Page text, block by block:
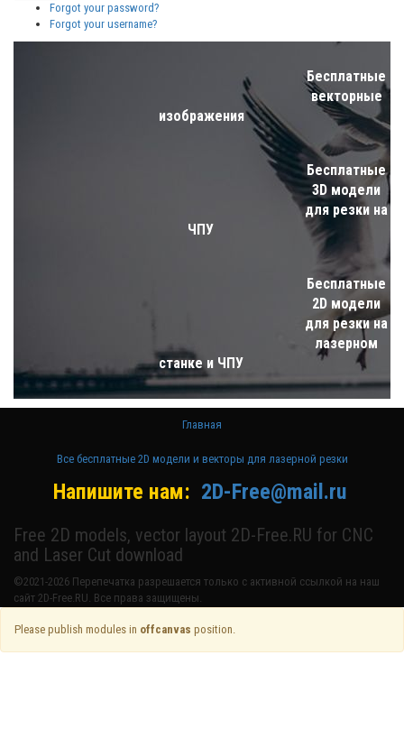
Forgot your password?
Forgot your username?
Бесплатные
векторные
изображения
Бесплатные
3D модели
для резки на
ЧПУ
Бесплатные
2D модели
для резки на
лазерном
станке и ЧПУ
Главная
Все бесплатные 2D модели и векторы для лазерной резки
Напишите нам: 2D-Free@mail.ru
Free 2D models, vector layout 2D-Free.RU for CNC
and Laser Cut download
©2021-2026 Перепечатка разрешается только с активной ссылкой на наш
сайт 2D-Free.RU. Все права защищены.
Please publish modules in offcanvas position.